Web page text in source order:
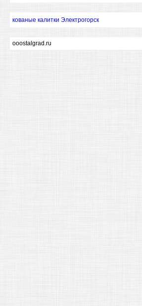
кованые калитки Электрогорск
ooostalgrad.ru